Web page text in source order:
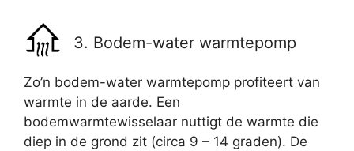
3. Bodem-water warmtepomp
Zo’n bodem-water warmtepomp profiteert van
warmte in de aarde. Een
bodemwarmtewisselaar nuttigt de warmte die
diep in de grond zit (circa 9 – 14 graden). De